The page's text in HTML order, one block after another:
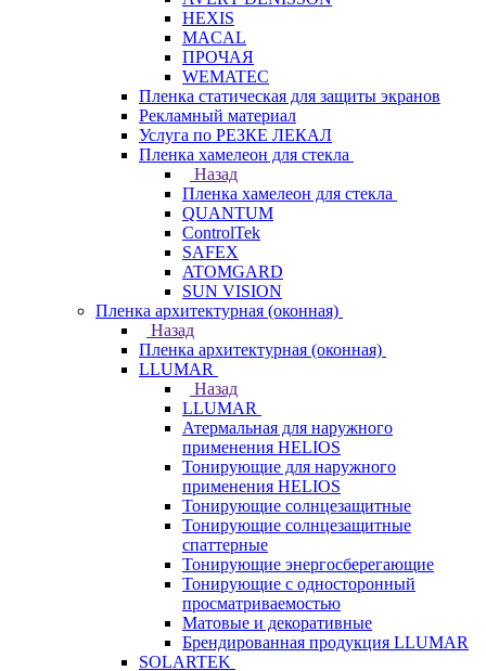
HEXIS
MACAL
ПРОЧАЯ
WEMATEC
Пленка статическая для защиты экранов
Рекламный материал
Услуга по РЕЗКЕ ЛЕКАЛ
Пленка хамелеон для стекла
Назад
Пленка хамелеон для стекла
QUANTUM
ControlTek
SAFEX
ATOMGARD
SUN VISION
Пленка архитектурная (оконная)
Назад
Пленка архитектурная (оконная)
LLUMAR
Назад
LLUMAR
Атермальная для наружного
применения HELIOS
Тонирующие для наружного
применения HELIOS
Тонирующие солнцезащитные
Тонирующие солнцезащитные
спаттерные
Тонирующие энергосберегающие
Тонирующие с односторонный
просматриваемостью
Матовые и декоративные
Брендированная продукция LLUMAR
SOLARTEK